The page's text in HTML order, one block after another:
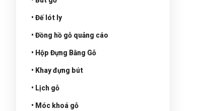
• Đế lót ly
• Đồng hồ gỗ quảng cáo
• Hộp Đựng Bằng Gỗ
• Khay đựng bút
• Lịch gỗ
• Móc khoá gỗ